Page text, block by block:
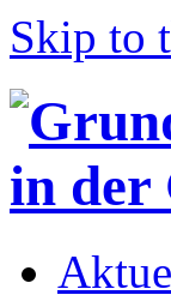
Skip to